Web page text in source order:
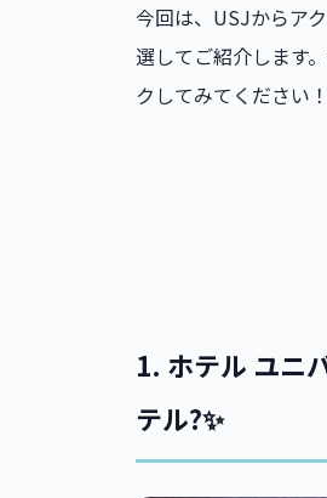
今回は、USJからア
選してご紹介します
クしてみてください！
1. ホテル ユニ
テル?✨